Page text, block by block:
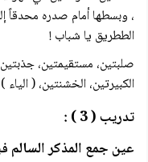
، وبسطها أمام صدره
الططريق يا شباب !
صلبتين، مستقيمتين،
الكبيرتين، الخشنتين، ( الياء )
تدريب ( 3 ) :
عين جمع المذكر السالم